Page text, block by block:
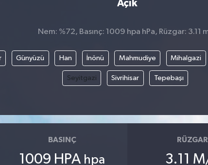
Açık
Nem: %72, Basınç: 1009 hpa hPa, Rüzgar: 3.11
Günyüzü Han İnönü Mahmudiye Mihalgazi
Seyitgazi Sivrihisar Tepebaşı
BASINÇ
1009 HPA hpa
RÜZGAR
3.11